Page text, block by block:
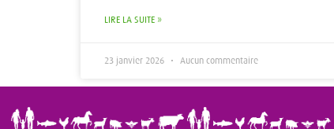
LIRE LA SUITE »
23 janvier 2026 Aucun commentaire